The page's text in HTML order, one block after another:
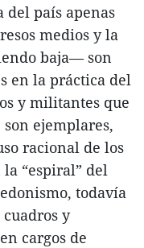
país apenas
medios y la
baja— son
en la práctica del
y militantes que
ejemplares,
racional de los
“espiral” del
todavía
y
cargos de